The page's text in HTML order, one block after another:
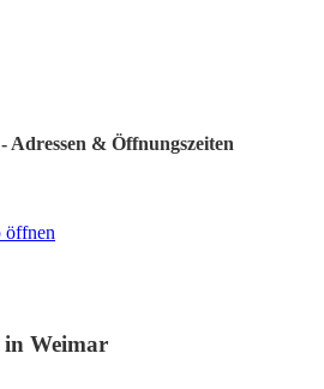
Adressen & Öffnungszeiten
öffnen
in Weimar